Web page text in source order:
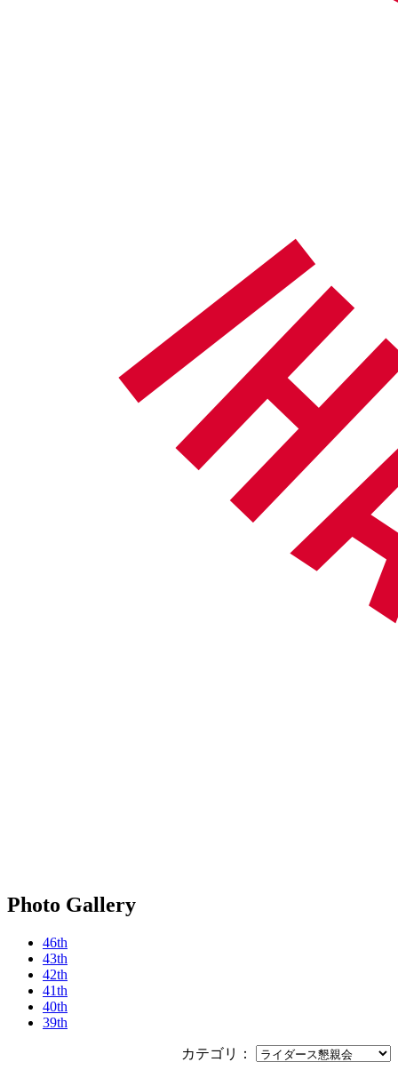
Photo Gallery
46th
43th
42th
41th
40th
39th